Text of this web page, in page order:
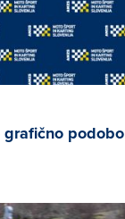
grafično podobo